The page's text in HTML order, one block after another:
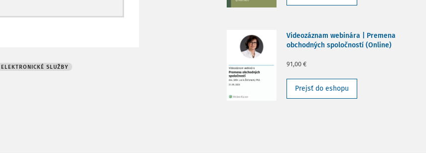
ELEKTRONICKÉ SLUŽBY
Videozáznam webinára | Premena
obchodných spoločností (Online)
91,00 €
Prejsť do eshopu